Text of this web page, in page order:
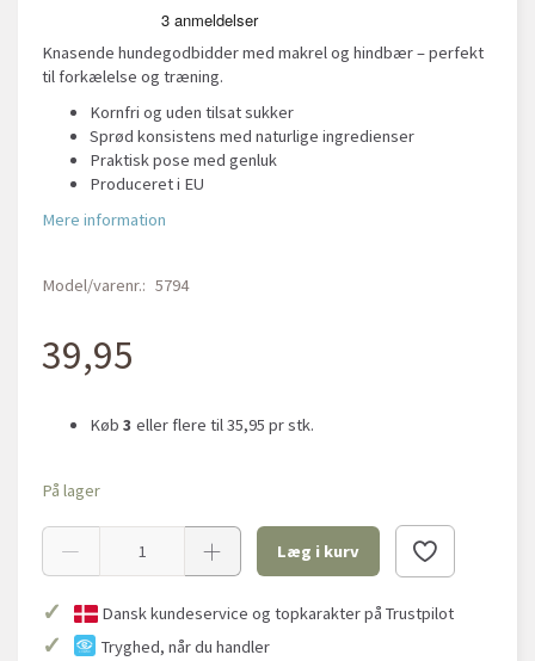
Knasende hundegodbidder med makrel og hindbær – perfekt
til forkælelse og træning.
Kornfri og uden tilsat sukker
Sprød konsistens med naturlige ingredienser
Praktisk pose med genluk
Produceret i EU
Mere information
Model/varenr.: 5794
39,95
Køb 3 eller flere til35,95 pr stk.
På lager
Læg i kurv
✓ Dansk kundeservice og topkarakter på Trustpilot
✓ Tryghed, når du handler